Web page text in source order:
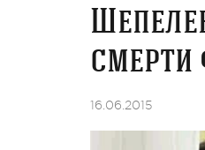
смерти
16.06.2015